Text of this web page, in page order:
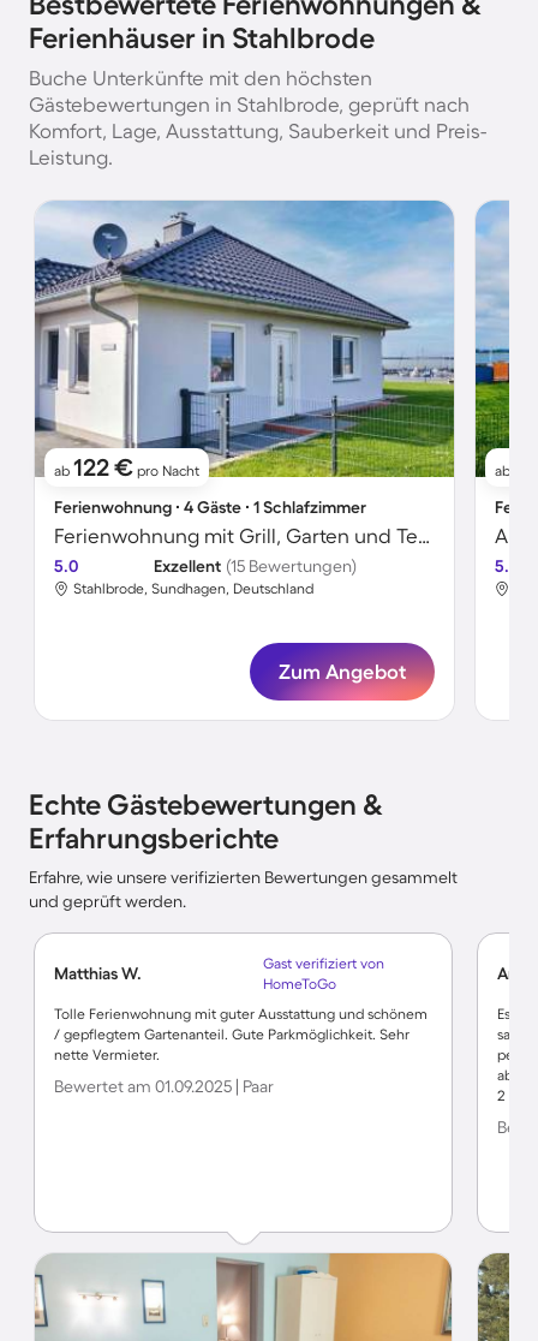
Ferienhäuser in Stahlbrode
Buche Unterkünfte mit den höchsten
Gästebewertungen in Stahlbrode, geprüft nach
Komfort, Lage, Ausstattung, Sauberkeit und Preis-
Leistung.
ab 122 € pro Nacht
Ferienwohnung ∙ 4 Gäste ∙ 1 Schlafzimmer
Ferienwohnung mit Grill, Garten und Terrasse | Haustiere sind willkommen
5.0 Exzellent (15 Bewertungen)
Stahlbrode, Sundhagen, Deutschland
Zum Angebot
ab
5.0
Echte Gästebewertungen &
Erfahrungsberichte
Erfahre, wie unsere verifizierten Bewertungen gesammelt
und geprüft werden.
Matthias W.
Gast verifiziert von
HomeToGo
Tolle Ferienwohnung mit guter Ausstattung und schönem
/ gepflegtem Gartenanteil. Gute Parkmöglichkeit. Sehr
nette Vermieter.
Bewertet am 01.09.2025 | Paar
Es
2